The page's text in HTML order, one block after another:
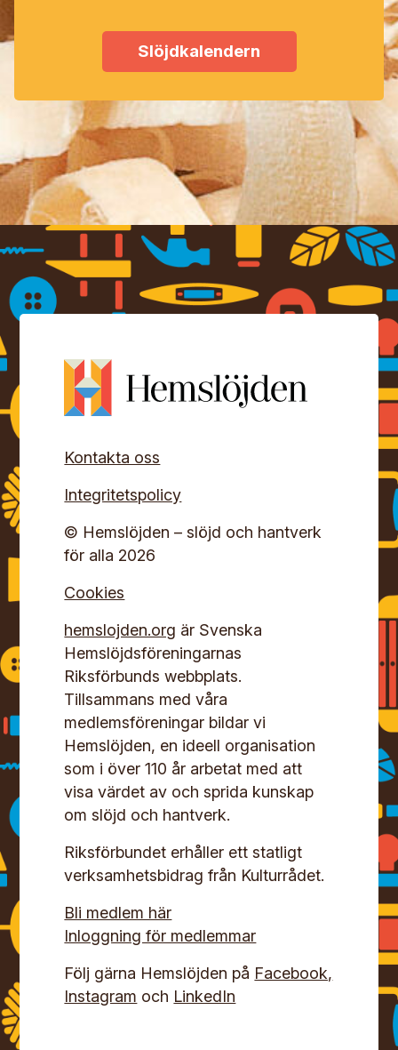
Slöjdkalendern
Kontakta oss
Integritetspolicy
© Hemslöjden – slöjd och hantverk
för alla 2026
Cookies
hemslojden.org är Svenska
Hemslöjdsföreningarnas
Riksförbunds webbplats.
Tillsammans med våra
medlemsföreningar bildar vi
Hemslöjden, en ideell organisation
som i över 110 år arbetat med att
visa värdet av och sprida kunskap
om slöjd och hantverk.
Riksförbundet erhåller ett statligt
verksamhetsbidrag från Kulturrådet.
Bli medlem här
Inloggning för medlemmar
Följ gärna Hemslöjden på Facebook,
Instagram och LinkedIn